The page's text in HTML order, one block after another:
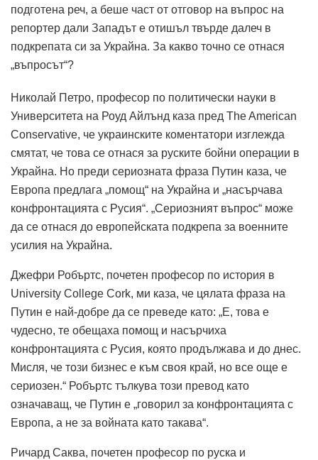
подготена реч, а беше част от отговор на въпрос на
репортер дали Западът е отишъл твърде далеч в
подкрепата си за Украйна. За какво точно се отнася
„въпросът“?
Николай Петро, ​​професор по политически науки в
Университета на Роуд Айлънд каза пред The ​​American
Conservative, че украинските коментатори изглежда
смятат, че това се отнася за руските бойни операции в
Украйна. Но преди сериозната фраза Путин каза, че
Европа предлага „помощ“ на Украйна и „насърчава
конфронтацията с Русия“. „Сериозният въпрос“ може
да се отнася до европейската подкрепа за военните
усилия на Украйна.
Джефри Робъртс, почетен професор по история в
University College Cork, ми каза, че цялата фраза на
Путин е най-добре да се преведе като: „Е, това е
чудесно, те обещаха помощ и насърчиха
конфронтацията с Русия, която продължава и до днес.
Мисля, че този бизнес е към своя край, но все още е
сериозен.“ Робъртс тълкува този превод като
означаващ, че Путин е „говорил за конфронтацията с
Европа, а не за войната като такава“.
Ричард Саква, почетен професор по руска и